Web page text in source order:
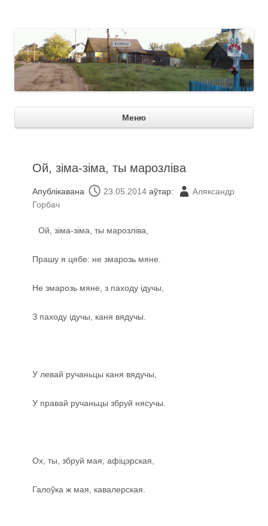
Меню
Ой, зіма-зіма, ты марозліва
Апублікавана 23.05.2014 аўтар:
Аляксандр
Горбач
Ой, зіма-зіма, ты марозліва,
Прашу я цябе: не змарозь мяне.
Не змарозь мяне, з паходу ідучы,
З паходу ідучы, каня вядучы.
У левай ручаньцы каня вядучы,
У правай ручаньцы збруй нясучы.
Ох, ты, збруй мая, афіцэрская,
Галоўка ж мая, кавалерская.